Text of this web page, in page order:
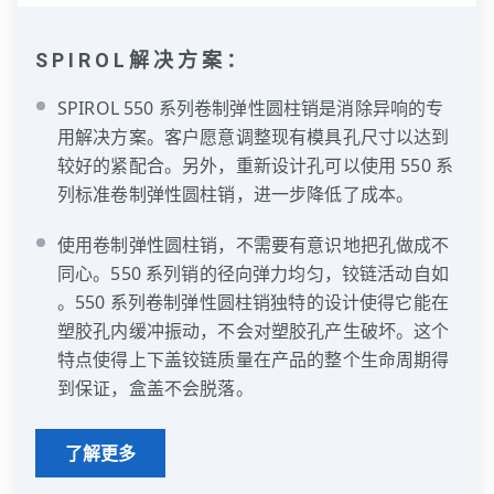
SPIROL解决方案：
SPIROL 550 系列卷制弹性圆柱销是消除异响的专
用解决方案。客户愿意调整现有模具孔尺寸以达到
较好的紧配合。另外，重新设计孔可以使用 550 系
列标准卷制弹性圆柱销，进一步降低了成本。
使用卷制弹性圆柱销，不需要有意识地把孔做成不
同心。550 系列销的径向弹力均匀，铰链活动自如
。550 系列卷制弹性圆柱销独特的设计使得它能在
塑胶孔内缓冲振动，不会对塑胶孔产生破坏。这个
特点使得上下盖铰链质量在产品的整个生命周期得
到保证，盒盖不会脱落。
了解更多